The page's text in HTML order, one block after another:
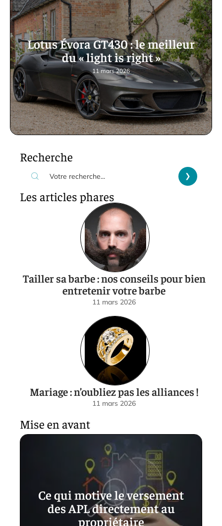
Lotus Évora GT430 : le meilleur
du « light is right »
11 mars 2026
Recherche
Les articles phares
Tailler sa barbe : nos conseils pour bien
entretenir votre barbe
11 mars 2026
Mariage : n’oubliez pas les alliances !
11 mars 2026
Mise en avant
Ce qui motive le versement
des APL directement au
propriétaire